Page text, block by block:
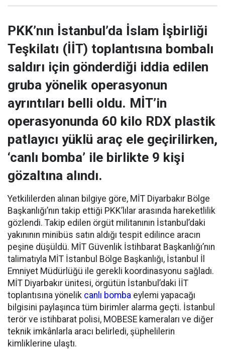
PKK’nın İstanbul’da İslam İşbirliği
Teşkilatı (İİT) toplantısına bombalı
saldırı için gönderdiği iddia edilen
gruba yönelik operasyonun
ayrıntıları belli oldu. MİT’in
operasyonunda 60 kilo RDX plastik
patlayıcı yüklü araç ele geçirilirken,
‘canlı bomba’ ile birlikte 9 kişi
gözaltına alındı.
Yetkililerden alınan bilgiye göre, MİT Diyarbakır Bölge
Başkanlığı’nın takip ettiği PKK’lılar arasında hareketlilik
gözlendi. Takip edilen örgüt militanının İstanbul’daki
yakınının minibüs satın aldığı tespit edilince aracın
peşine düşüldü. MİT Güvenlik İstihbarat Başkanlığı’nın
talimatıyla MİT İstanbul Bölge Başkanlığı, İstanbul İl
Emniyet Müdürlüğü ile gerekli koordinasyonu sağladı.
MİT Diyarbakır ünitesi, örgütün İstanbul’daki İİT
toplantısına yönelik canlı bomba eylemi yapacağı
bilgisini paylaşınca tüm birimler alarma geçti. İstanbul
terör ve istihbarat polisi, MOBESE kameraları ve diğer
teknik imkânlarla aracı belirledi, şüphelilerin
kimliklerine ulaştı.